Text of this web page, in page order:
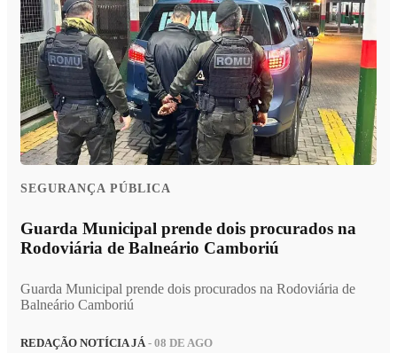
SEGURANÇA PÚBLICA
Guarda Municipal prende dois procurados na
Rodoviária de Balneário Camboriú
Guarda Municipal prende dois procurados na Rodoviária de
Balneário Camboriú
REDAÇÃO NOTÍCIA JÁ- 08 DE AGO